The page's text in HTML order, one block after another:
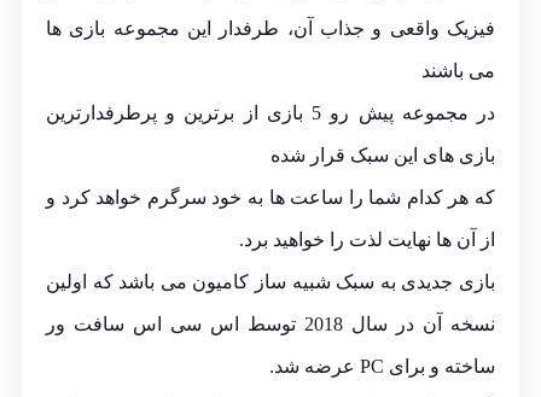
فیزیک واقعی و جذاب آن، طرفدار این مجموعه بازی ها
می باشند
در مجموعه پیش رو 5 بازی از برترین و پرطرفدارترین
بازی های این سبک قرار شده
که هر کدام شما را ساعت ها به خود سرگرم خواهد کرد و
از آن ها نهایت لذت را خواهید برد.
بازی جدیدی به سبک شبیه ساز کامیون می باشد که اولین
نسخه آن در سال 2018 توسط اس سی اس سافت ور
ساخته و برای PC عرضه شد.